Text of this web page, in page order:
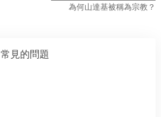
為何山達基被稱為宗教？
常見的問題